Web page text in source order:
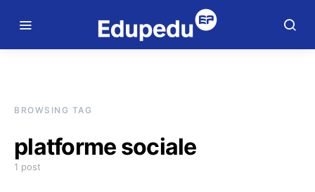
BROWSING TAG
platforme sociale
1 post